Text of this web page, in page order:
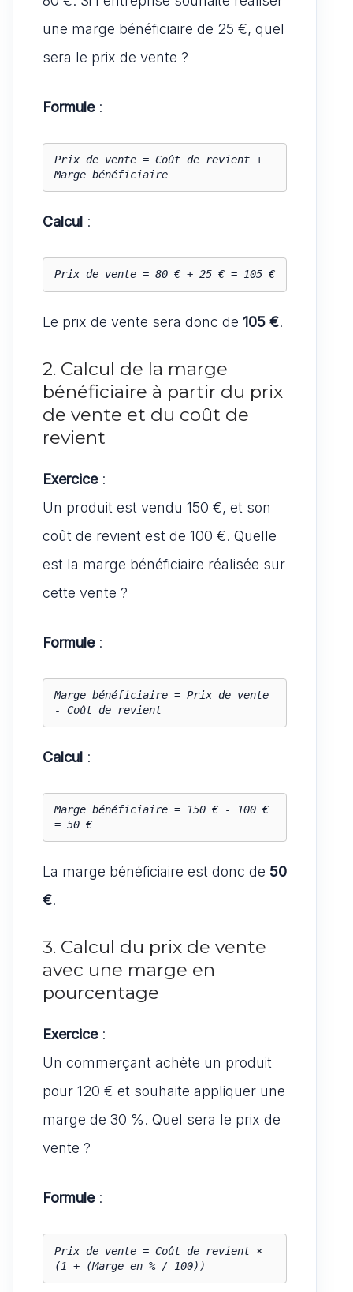
une marge bénéficiaire de 25 €, quel
sera le prix de vente ?
Formule:
Prix de vente = Coût de revient +
Marge bénéficiaire
Calcul :
Prix de vente = 80 € + 25 € = 105 €
Le prix de vente sera donc de 105 €.
2. Calcul de la marge
bénéficiaire à partir du prix
de vente et du coût de
revient
Exercice:
Un produit est vendu 150 €, et son
coût de revient est de 100 €. Quelle
est la marge bénéficiaire réalisée sur
cette vente ?
Formule:
Marge bénéficiaire = Prix de vente
- Coût de revient
Calcul :
Marge bénéficiaire = 150 € - 100 €
= 50 €
La marge bénéficiaire est donc de 50
€.
3. Calcul du prix de vente
avec une marge en
pourcentage
Exercice:
Un commerçant achète un produit
pour 120 € et souhaite appliquer une
marge de 30 %. Quel sera le prix de
vente ?
Formule:
Prix de vente = Coût de revient ×
(1 + (Marge en % / 100))